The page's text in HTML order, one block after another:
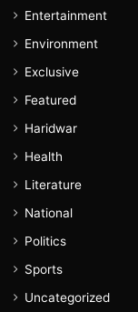
Entertainment
Environment
Exclusive
Featured
Haridwar
Health
Literature
National
Politics
Sports
Uncategorized